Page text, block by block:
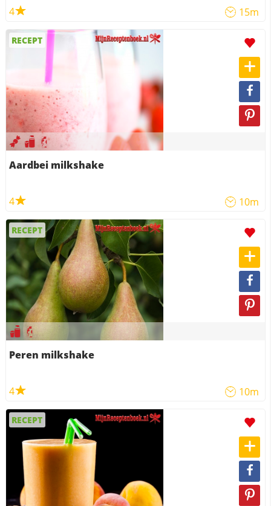
4 15m
RECEPT
Aardbei milkshake
4 10m
RECEPT
Peren milkshake
4 10m
RECEPT